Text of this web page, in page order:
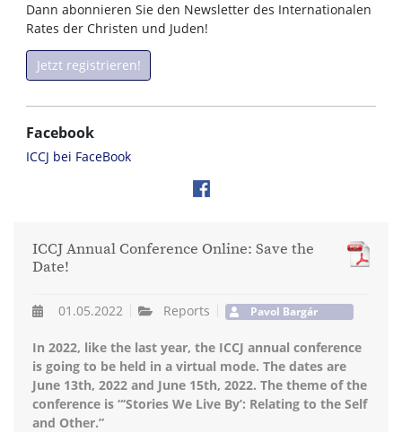
Dann abonnieren Sie den Newsletter des Internationalen
Rates der Christen und Juden!
Jetzt registrieren!
Facebook
ICCJ bei FaceBook
ICCJ Annual Conference Online: Save the
Date!
01.05.2022 Reports Pavol Bargár
In 2022, like the last year, the ICCJ annual conference
is going to be held in a virtual mode. The dates are
June 13th, 2022 and June 15th, 2022. The theme of the
conference is “‘Stories We Live By’: Relating to the Self
and Other.”